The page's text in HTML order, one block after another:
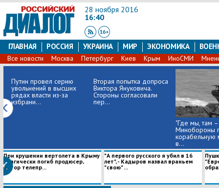
28 ноября 2016
16:40
ГЛАВНАЯ РОССИЯ УКРАИНА МИР ЭКОНОМИКА
Все новости Москва Петербург Киев Крым ИноСМИ
Путин провел серию
увольнений в высших
рядах власти из-за
избрани...
Вторая попытка допроса
Виктора Януковича.
Стороны согласовали
пер...
"Где мы, там
Минобороны
в...
При крушении вертолета в Крыму
трагически погиб продюсер,
автор телепр...
"А первого русского я убил в 16
лет", - Кадыров назвал враньем
"свою" ...